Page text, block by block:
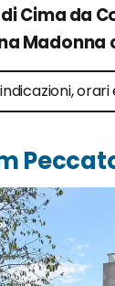
Cima da
Madonna
orari